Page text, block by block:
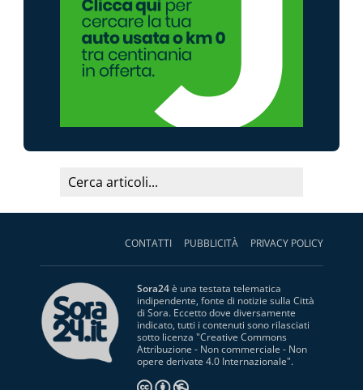
CONTATTI PUBBLICITÀ PRIVACY POLICY
Sora24è una testata telematica
indipendente, fonte di notizie sulla Città
di Sora. Eccetto dove diversamente
indicato, tutti i contenuti sono rilasciati
sotto licenza "Creative Commons
Attribuzione - Non commerciale - Non
opere derivate 4.0 Internazionale".